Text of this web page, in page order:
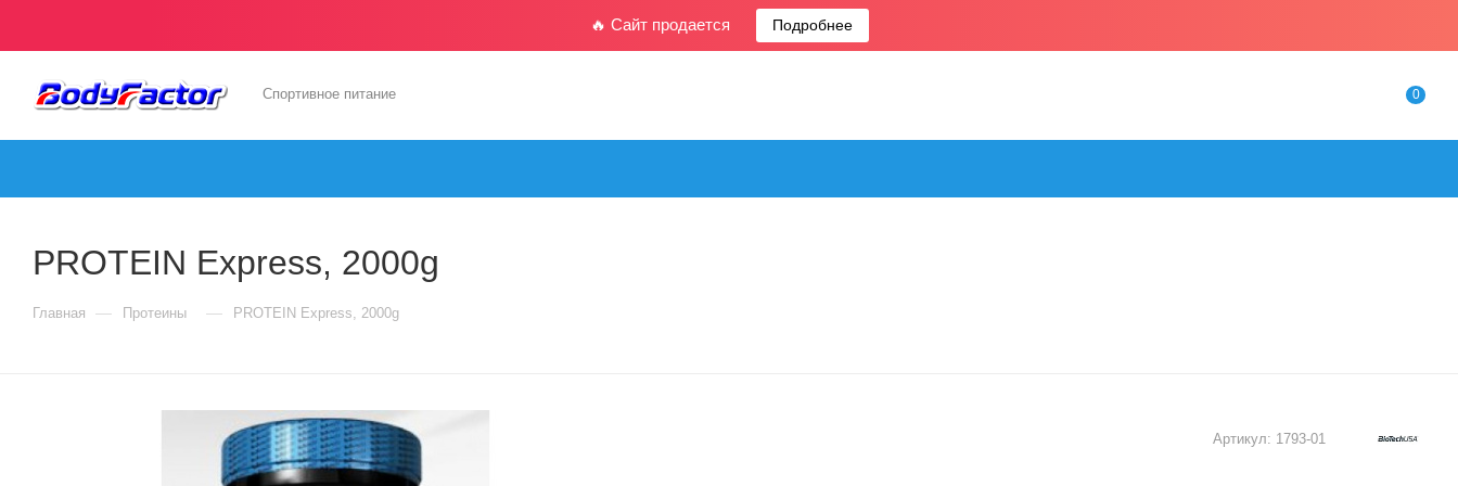
🔥 Сайт продается Подробнее
Спортивное питание 0
PROTEIN Express, 2000g
Главная — Протеины — PROTEIN Express, 2000g
Артикул: 1793-01